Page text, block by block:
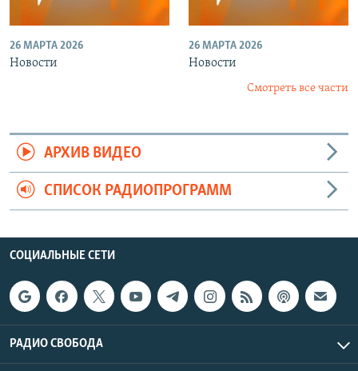
26 МАРТА 2026
Новости
26 МАРТА 2026
Новости
Смотреть все части
АРХИВ ВИДЕО
СПИСОК РАДИОПРОГРАММ
СОЦИАЛЬНЫЕ СЕТИ
РАДИО СВОБОДА